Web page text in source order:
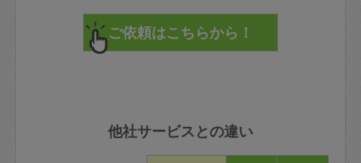
他社サービスとの違い